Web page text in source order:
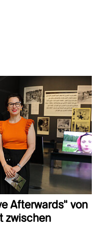
Afterwards“ von
zwischen